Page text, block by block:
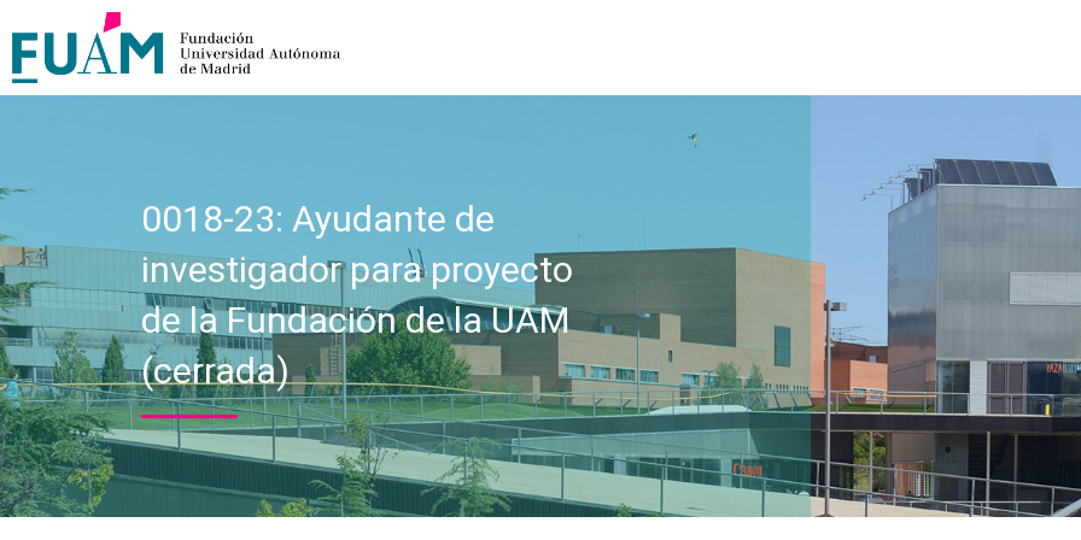
0018-23: Ayudante de
investigador para proyecto
de la Fundación de la UAM
(cerrada)